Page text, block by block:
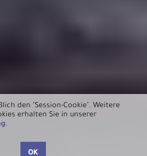
den "Session-Cookie". Weitere
erhalten Sie in unserer
.
OK